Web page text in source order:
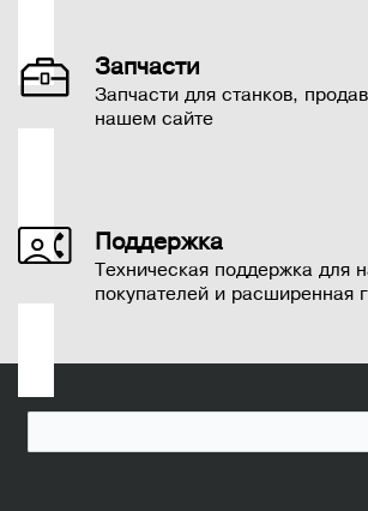
Запчасти
Запчасти для станков,
нашем сайте
Поддержка
Техническая поддержка для
покупателей и расширенная